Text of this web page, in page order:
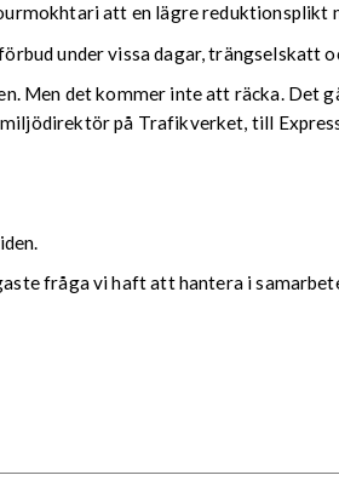
att en lägre reduktionsplikt
under vissa dagar, trängselskatt
Men det kommer inte att räcka. Det
på Trafikverket, till
fråga vi haft att hantera i